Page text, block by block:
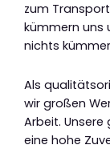
zum
kümmern uns
nichts
Als
wir großen
Arbeit.
eine hohe